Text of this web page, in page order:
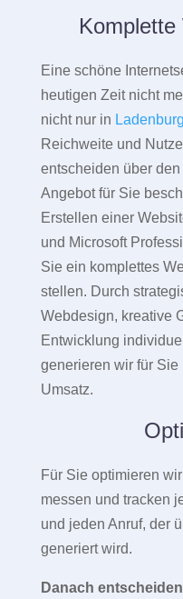
Eine schöne
heutigen Zeit nicht
nicht nur in Ladenburg
Reichweite und
entscheiden über
Angebot für Sie
Erstellen einer
und Microsoft
Sie ein komplettes
stellen. Durch
Webdesign, kreative
Entwicklung
generieren wir für Sie
Umsatz.
Für Sie optimieren
messen und tracken
und jeden Anruf, der
generiert wird.
Danach